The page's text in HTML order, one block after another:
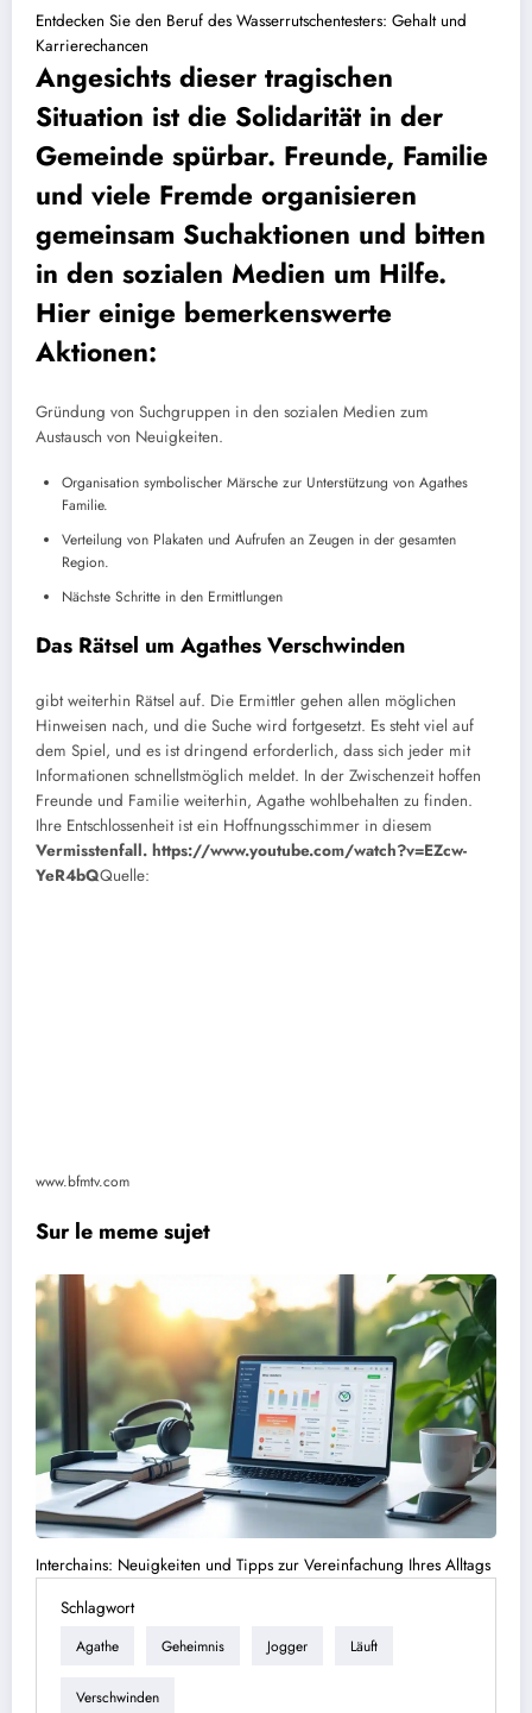
Entdecken Sie den Beruf des Wasserrutschentesters: Gehalt und
Karrierechancen
Angesichts dieser tragischen
Situation ist die Solidarität in der
Gemeinde spürbar. Freunde, Familie
und viele Fremde organisieren
gemeinsam Suchaktionen und bitten
in den sozialen Medien um Hilfe.
Hier einige bemerkenswerte
Aktionen:
Gründung von Suchgruppen in den sozialen Medien zum
Austausch von Neuigkeiten.
Organisation symbolischer Märsche zur Unterstützung von Agathes
Familie.
Verteilung von Plakaten und Aufrufen an Zeugen in der gesamten
Region.
Nächste Schritte in den Ermittlungen
Das Rätsel um Agathes Verschwinden
gibt weiterhin Rätsel auf. Die Ermittler gehen allen möglichen
Hinweisen nach, und die Suche wird fortgesetzt. Es steht viel auf
dem Spiel, und es ist dringend erforderlich, dass sich jeder mit
Informationen schnellstmöglich meldet. In der Zwischenzeit hoffen
Freunde und Familie weiterhin, Agathe wohlbehalten zu finden.
Ihre Entschlossenheit ist ein Hoffnungsschimmer in diesem
Vermisstenfall. https://www.youtube.com/watch?v=EZcw-
YeR4bQQuelle:
www.bfmtv.com
Sur le meme sujet
Interchains: Neuigkeiten und Tipps zur Vereinfachung Ihres Alltags
Schlagwort
Agathe Geheimnis Jogger Läuft
Verschwinden